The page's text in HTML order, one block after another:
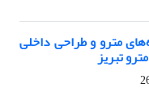
مترو و طراحی داخلی
تبریز